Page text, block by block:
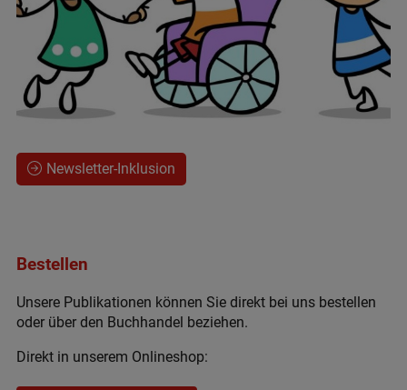
Newsletter-Inklusion
Bestellen
Unsere Publikationen können Sie direkt bei uns bestellen
oder über den Buchhandel beziehen.
Direkt in unserem Onlineshop: